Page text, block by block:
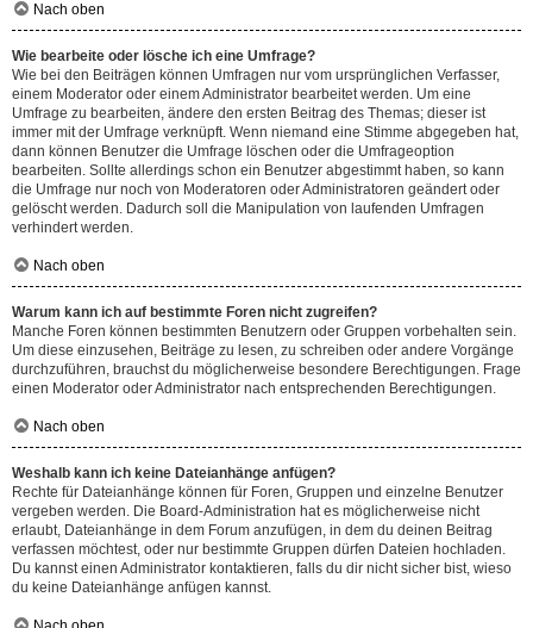
Nach oben
Wie bearbeite oder lösche ich eine Umfrage?
Wie bei den Beiträgen können Umfragen nur vom ursprünglichen Verfasser,
einem Moderator oder einem Administrator bearbeitet werden. Um eine
Umfrage zu bearbeiten, ändere den ersten Beitrag des Themas; dieser ist
immer mit der Umfrage verknüpft. Wenn niemand eine Stimme abgegeben hat,
dann können Benutzer die Umfrage löschen oder die Umfrageoption
bearbeiten. Sollte allerdings schon ein Benutzer abgestimmt haben, so kann
die Umfrage nur noch von Moderatoren oder Administratoren geändert oder
gelöscht werden. Dadurch soll die Manipulation von laufenden Umfragen
verhindert werden.
Nach oben
Warum kann ich auf bestimmte Foren nicht zugreifen?
Manche Foren können bestimmten Benutzern oder Gruppen vorbehalten sein.
Um diese einzusehen, Beiträge zu lesen, zu schreiben oder andere Vorgänge
durchzuführen, brauchst du möglicherweise besondere Berechtigungen. Frage
einen Moderator oder Administrator nach entsprechenden Berechtigungen.
Nach oben
Weshalb kann ich keine Dateianhänge anfügen?
Rechte für Dateianhänge können für Foren, Gruppen und einzelne Benutzer
vergeben werden. Die Board-Administration hat es möglicherweise nicht
erlaubt, Dateianhänge in dem Forum anzufügen, in dem du deinen Beitrag
verfassen möchtest, oder nur bestimmte Gruppen dürfen Dateien hochladen.
Du kannst einen Administrator kontaktieren, falls du dir nicht sicher bist, wieso
du keine Dateianhänge anfügen kannst.